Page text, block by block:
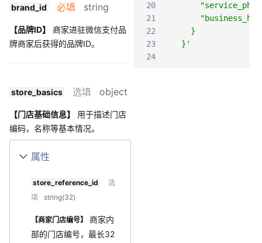
brand_id 必填 string
【品牌ID】
商家进驻微信支付品
牌商家后获得的品牌ID。
store_basics 选填 object
【门店基础信息】
用于描述门店
编码，名称等基本情况。
属性
store_reference_id
选
填
string(32)
【商家门店编号】
商家内
部的门店编号，最长32
20
21
22
    }
23
  }'
24